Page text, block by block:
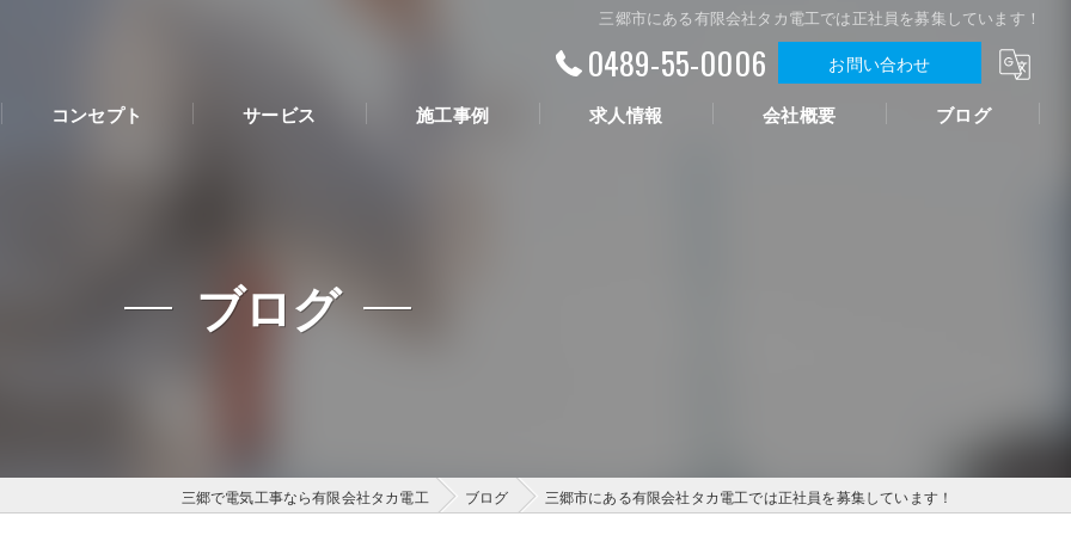
三郷市にある有限会社タカ電工では正社員を募集しています！
0489-55-0006 お問い合わせ
コンセプト サービス 施工事例 求人情報 会社概要 ブログ
ブログ
三郷で電気工事なら有限会社タカ電工 ブログ 三郷市にある有限会社タカ電工では正社員を募集しています！